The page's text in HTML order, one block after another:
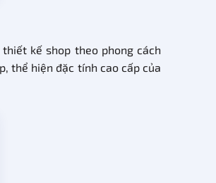
kế shop theo phong cách
thể hiện đặc tính cao cấp của